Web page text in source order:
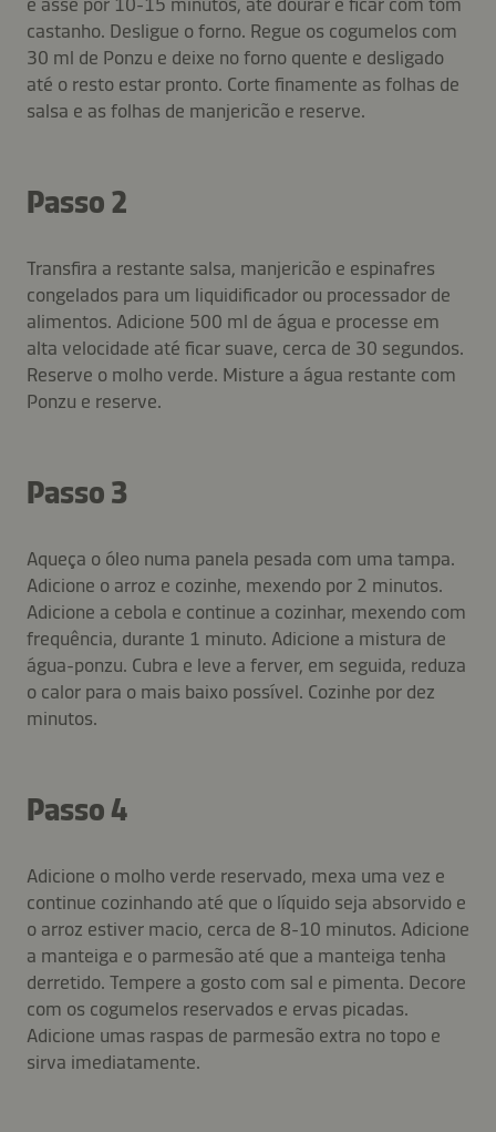
castanho. Desligue o forno. Regue os cogumelos com
30 ml de Ponzu e deixe no forno quente e desligado
até o resto estar pronto. Corte finamente as folhas de
salsa e as folhas de manjericão e reserve.
Passo 2
Transfira a restante salsa, manjericão e espinafres
congelados para um liquidificador ou processador de
alimentos. Adicione 500 ml de água e processe em
alta velocidade até ficar suave, cerca de 30 segundos.
Reserve o molho verde. Misture a água restante com
Ponzu e reserve.
Passo 3
Aqueça o óleo numa panela pesada com uma tampa.
Adicione o arroz e cozinhe, mexendo por 2 minutos.
Adicione a cebola e continue a cozinhar, mexendo com
frequência, durante 1 minuto. Adicione a mistura de
água-ponzu. Cubra e leve a ferver, em seguida, reduza
o calor para o mais baixo possível. Cozinhe por dez
minutos.
Passo 4
Adicione o molho verde reservado, mexa uma vez e
continue cozinhando até que o líquido seja absorvido e
o arroz estiver macio, cerca de 8-10 minutos. Adicione
a manteiga e o parmesão até que a manteiga tenha
derretido. Tempere a gosto com sal e pimenta. Decore
com os cogumelos reservados e ervas picadas.
Adicione umas raspas de parmesão extra no topo e
sirva imediatamente.